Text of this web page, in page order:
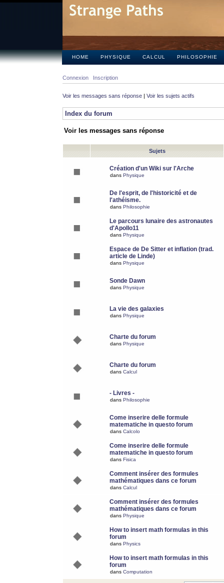
HOME PHYSIQUE CALCUL PHILOSOPHIE
Connexion Inscription
Voir les messages sans réponse | Voir les sujets actifs
Index du forum
Voir les messages sans réponse
Sujets
Création d'un Wiki sur l'Arche
dans Physique
De l'esprit, de l'historicité et de
l'athéisme.
dans Philosophie
Le parcours lunaire des astronautes
d'Apollo11
dans Physique
Espace de De Sitter et inflation (trad.
article de Linde)
dans Physique
Sonde Dawn
dans Physique
La vie des galaxies
dans Physique
Charte du forum
dans Physique
Charte du forum
dans Calcul
- Livres -
dans Philosophie
Come inserire delle formule
matematiche in questo forum
dans Calcolo
Come inserire delle formule
matematiche in questo forum
dans Fisica
Comment insérer des formules
mathématiques dans ce forum
dans Calcul
Comment insérer des formules
mathématiques dans ce forum
dans Physique
How to insert math formulas in this
forum
dans Physics
How to insert math formulas in this
forum
dans Computation